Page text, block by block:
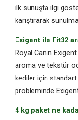
ilk sunuşta ilgi
karıştırarak
Exigent ile Fit32
Royal Canin
aroma ve tekstür
kediler için
probleminde
4 kg paket ne